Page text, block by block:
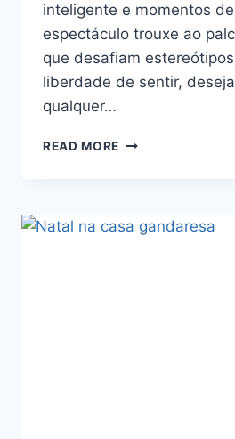
inteligente e momentos
espectáculo trouxe ao
que desafiam
liberdade de sentir,
qualquer…
READ MORE